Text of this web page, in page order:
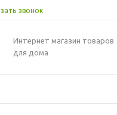
звонок
Интернет магазин товаров
для дома